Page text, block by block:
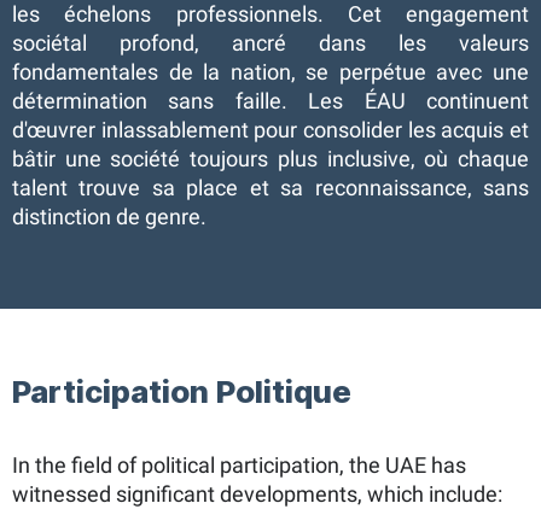
les échelons professionnels. Cet engagement
sociétal profond, ancré dans les valeurs
fondamentales de la nation, se perpétue avec une
détermination sans faille. Les ÉAU continuent
d'œuvrer inlassablement pour consolider les acquis et
bâtir une société toujours plus inclusive, où chaque
talent trouve sa place et sa reconnaissance, sans
distinction de genre.
Participation Politique
In the field of political participation, the UAE has
witnessed significant developments, which include: